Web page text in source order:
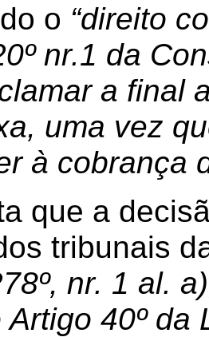
o “direito
nr.1 da
a final
uma vez
à cobrança
que a
tribunais
nr. 1 al.
Artigo 40º da